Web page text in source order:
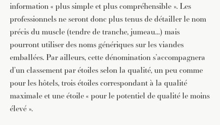
information « plus simple et plus compréhensible ». Les
professionnels ne seront donc plus tenus de détailler le nom
précis du muscle (tendre de tranche, jumeau…) mais
pourront utiliser des noms génériques sur les viandes
emballées. Par ailleurs, cette dénomination s’accompagnera
d’un classement par étoiles selon la qualité, un peu comme
pour les hôtels, trois étoiles correspondant à la qualité
maximale et une étoile « pour le potentiel de qualité le moins
élevé ».